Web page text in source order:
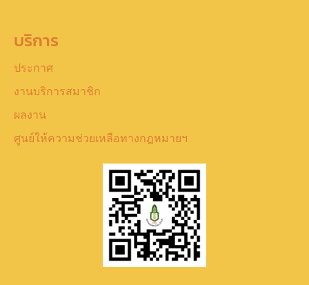
บริการ
ประกาศ
งานบริการสมาชิก
ผลงาน
ศูนย์ให้ความช่วยเหลือทางกฎหมายฯ